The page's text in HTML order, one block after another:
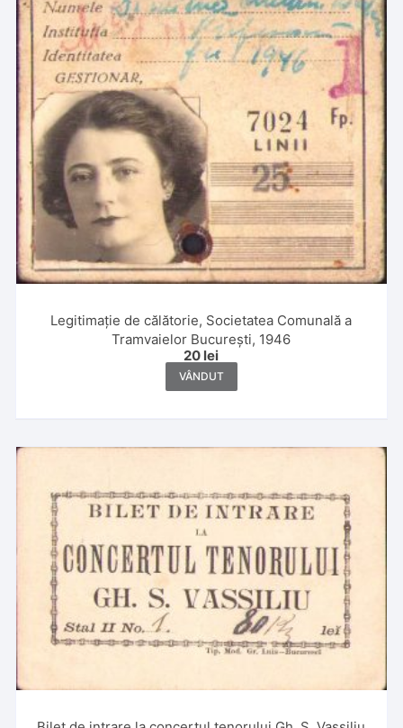
Legitimație de călătorie, Societatea Comunală a
Tramvaielor București, 1946
20 lei
VÂNDUT